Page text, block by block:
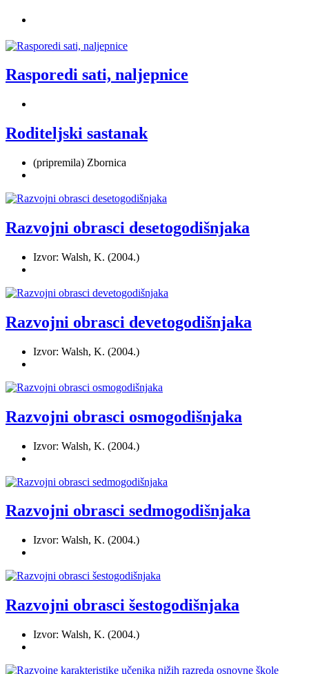
Rasporedi sati, naljepnice
Roditeljski sastanak
(pripremila) Zbornica
Razvojni obrasci desetogodišnjaka
Izvor: Walsh, K. (2004.)
Razvojni obrasci devetogodišnjaka
Izvor: Walsh, K. (2004.)
Razvojni obrasci osmogodišnjaka
Izvor: Walsh, K. (2004.)
Razvojni obrasci sedmogodišnjaka
Izvor: Walsh, K. (2004.)
Razvojni obrasci šestogodišnjaka
Izvor: Walsh, K. (2004.)